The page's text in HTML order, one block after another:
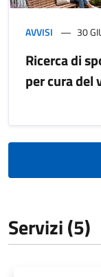
AVVISI 30
Ricerca di
per cura del
Servizi (5)